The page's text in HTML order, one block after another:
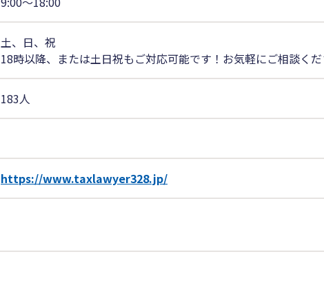
土、日、祝
18時以降、または土日祝もご対応可能です！お気軽にご相談く
183人
https://www.taxlawyer328.jp/